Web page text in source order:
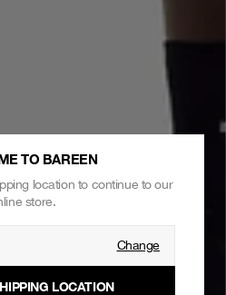
TO BAREEN
location to continue to our
store.
Change
LOCATION